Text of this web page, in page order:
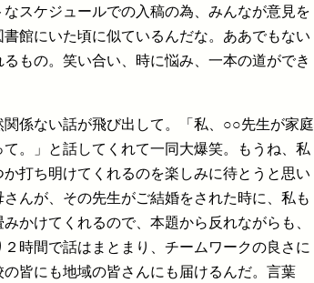
スケジュールでの入稿の為、みんなが意見を
館にいた頃に似ているんだな。ああでもない
もの。笑い合い、時に悩み、一本の道ができ
係ない話が飛び出して。「私、○○先生が家庭
。」と話してくれて一同大爆笑。もうね、私
打ち明けてくれるのを楽しみに待とうと思い
んが、その先生がご結婚をされた時に、私も
かけてくれるので、本題から反れながらも、
時間で話はまとまり、チームワークの良さに
皆にも地域の皆さんにも届けるんだ。言葉